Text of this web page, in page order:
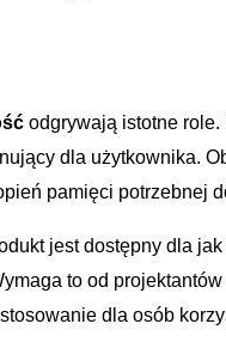
odgrywają istotne
dla‌ użytkownika.
pamięci potrzebnej
jest ​dostępny dla
to od
dla osób